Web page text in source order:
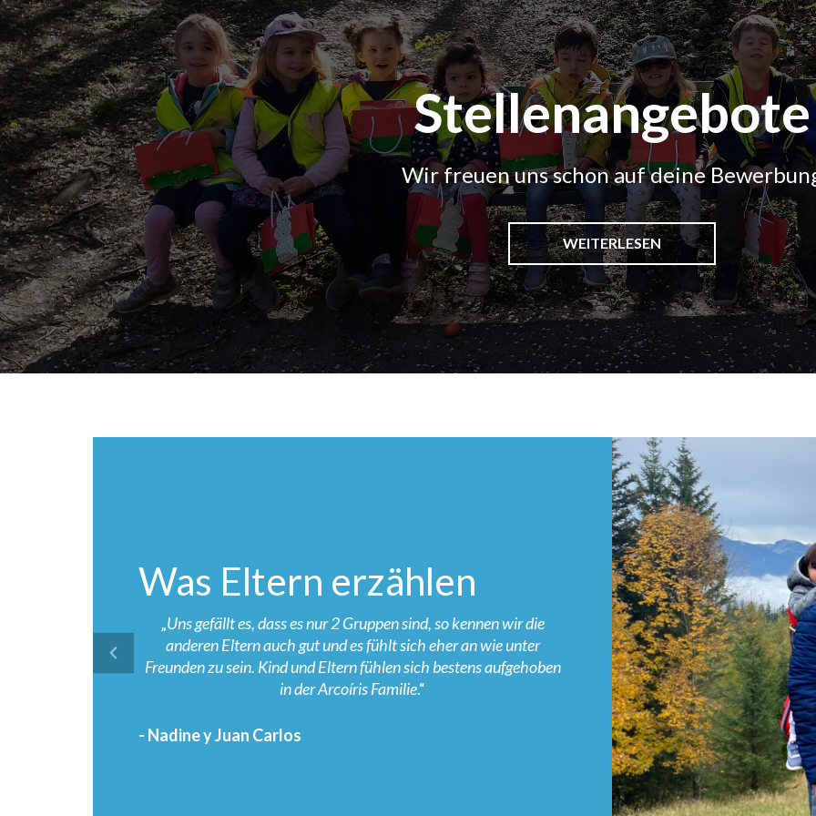
Stellenangebote
Wir freuen uns schon auf deine
WEITERLESEN
Was Eltern erzählen
„Uns gefällt es, dass es nur 2 Gruppen sind, so kennen wir die
anderen Eltern auch gut und es fühlt sich eher an wie unter
Freunden zu sein. Kind und Eltern fühlen sich bestens aufgehoben
in der Arcoíris Familie.“
- Nadine y Juan Carlos
prev